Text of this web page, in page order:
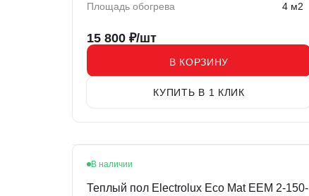
Площадь обогрева 4 м2
15 800 ₽/шт
В КОРЗИНУ
КУПИТЬ В 1 КЛИК
В наличии
Теплый пол Electrolux Eco Mat EEM 2-150-